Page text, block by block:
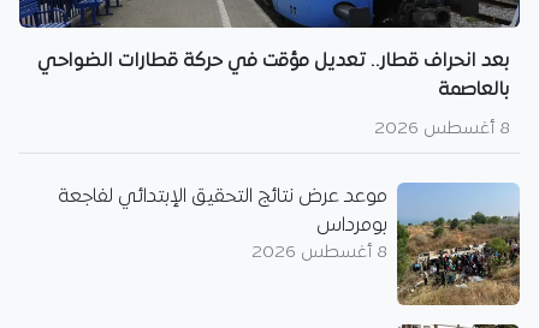
بعد انحراف قطار.. تعديل مؤقت في حركة قطارات الضواحي
بالعاصمة
8 أغسطس 2026
موعد عرض نتائج التحقيق الإبتدائي لفاجعة
بومرداس
8 أغسطس 2026